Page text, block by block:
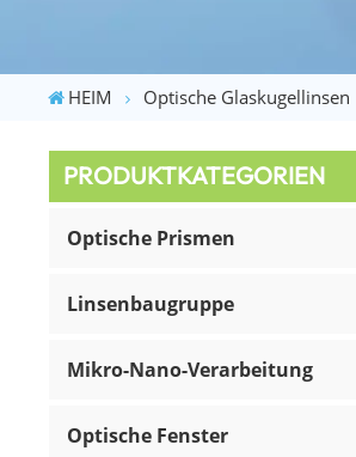
HEIM Optische Glaskugellinsen
PRODUKTKATEGORIEN
Optische Prismen
Linsenbaugruppe
Mikro-Nano-Verarbeitung
Optische Fenster